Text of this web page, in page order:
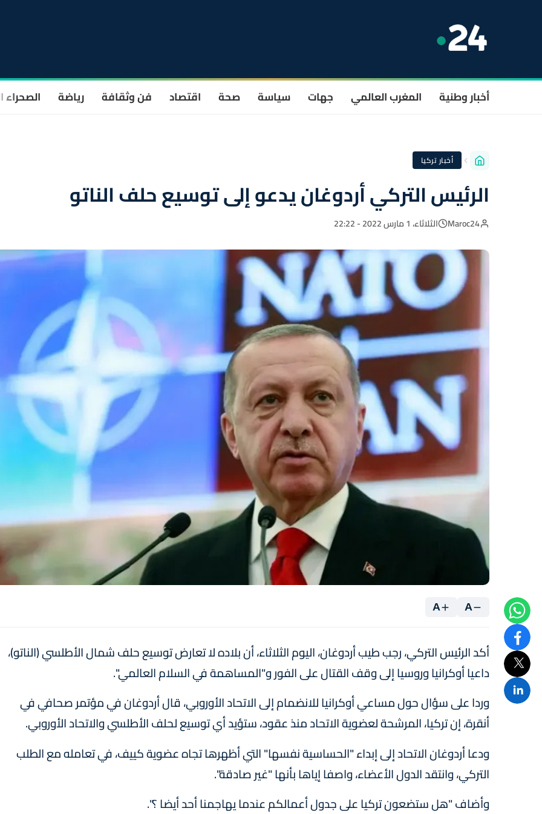
أخبار وطنية المغرب العالمي جهات سياسة صحة اقتصاد فن وثقافة رياضة الصحراء
أخبار تركيا
الرئيس التركي أردوغان يدعو إلى توسيع حلف الناتو
Maroc24 الثلاثاء، 1 مارس 2022 - 22:22
A
A
أكد الرئيس التركي، رجب طيب أردوغان، اليوم الثلاثاء، أن بلاده لا تعارض توسيع حلف شمال الأطلسي (الناتو)،
داعيا أوكرانيا وروسيا إلى وقف القتال على الفور و"المساهمة في السلام العالمي".
وردا على سؤال حول مساعي أوكرانيا للانضمام إلى الاتحاد الأوروبي، قال أردوغان في مؤتمر صحافي في
أنقرة، إن تركيا، المرشحة لعضوية الاتحاد منذ عقود، ستؤيد أي توسيع لحلف الأطلسي والاتحاد الأوروبي.
ودعا أردوغان الاتحاد إلى إبداء "الحساسية نفسها" التي أظهرها تجاه عضوية كييف، في تعامله مع الطلب
التركي، وانتقد الدول الأعضاء، واصفا إياها بأنها "غير صادقة".
وأضاف "هل ستضعون تركيا على جدول أعمالكم عندما يهاجمنا أحد أيضا ؟".